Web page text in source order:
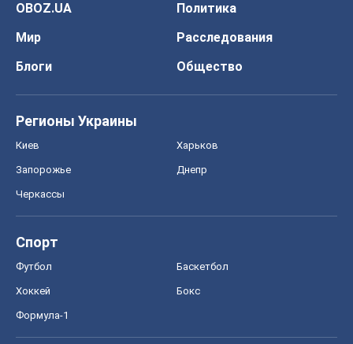
OBOZ.UA
Политика
Мир
Расследования
Блоги
Общество
Регионы Украины
Киев Харьков
Запорожье Днепр
Черкассы
Спорт
Футбол Баскетбол
Хоккей Бокс
Формула-1